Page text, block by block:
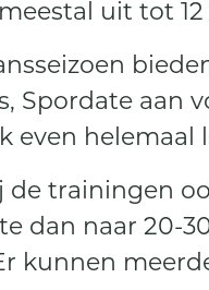
uit tot 12
Spordate aan
even helemaal
de trainingen
dan naar 20-
kunnen